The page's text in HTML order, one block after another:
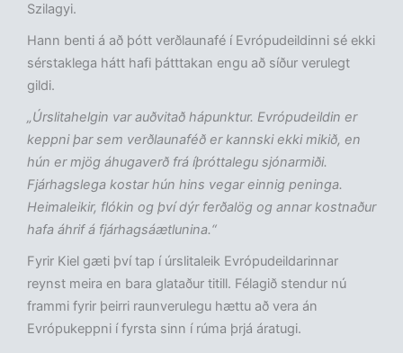
Szilagyi.
Hann benti á að þótt verðlaunafé í Evrópudeildinni sé ekki
sérstaklega hátt hafi þátttakan engu að síður verulegt
gildi.
„Úrslitahelgin var auðvitað hápunktur. Evrópudeildin er
keppni þar sem verðlaunaféð er kannski ekki mikið, en
hún er mjög áhugaverð frá íþróttalegu sjónarmiði.
Fjárhagslega kostar hún hins vegar einnig peninga.
Heimaleikir, flókin og því dýr ferðalög og annar kostnaður
hafa áhrif á fjárhagsáætlunina.“
Fyrir Kiel gæti því tap í úrslitaleik Evrópudeildarinnar
reynst meira en bara glataður titill. Félagið stendur nú
frammi fyrir þeirri raunverulegu hættu að vera án
Evrópukeppni í fyrsta sinn í rúma þrjá áratugi.